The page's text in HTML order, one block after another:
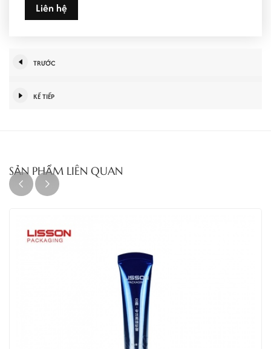
Liên hệ
TRƯỚC
KẾ TIẾP
SẢN PHẨM LIÊN QUAN